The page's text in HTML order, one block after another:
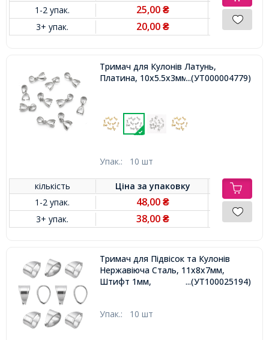
1-2 упак.
25,00₴
3+ упак. 20,00₴
Тримач для Кулонів Латунь,
Платина, 10x5.5x3мм, Отвір 3.5мм,
...(УТ000004779)
Упак.: 10 шт
кількість Ціна заупаковку
1-2 упак.
48,00₴
3+ упак. 38,00₴
Тримач для Підвісок та Кулонів
Нержавіюча Сталь, 11x8x7мм,
Штифт 1мм,
...(УТ100025194)
Упак.: 10 шт